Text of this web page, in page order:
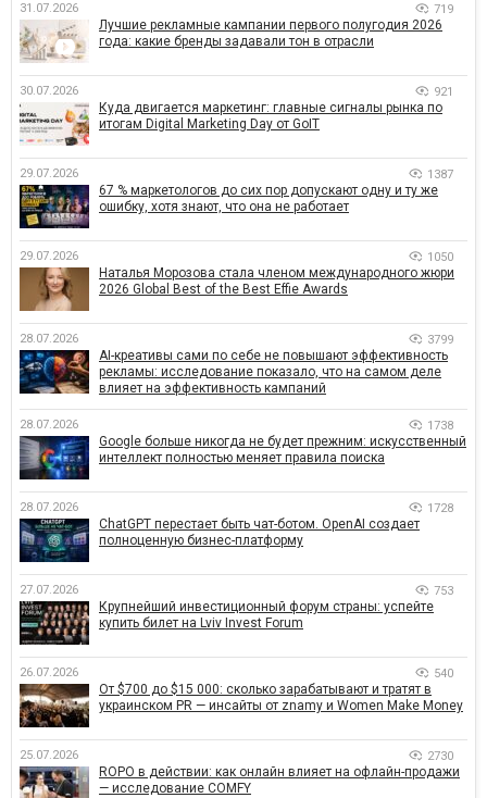
31.07.2026 719
Лучшие рекламные кампании первого полугодия 2026
года: какие бренды задавали тон в отрасли
30.07.2026 921
Куда двигается маркетинг: главные сигналы рынка по
итогам Digital Marketing Day от GoIT
29.07.2026 1387
67 % маркетологов до сих пор допускают одну и ту же
ошибку, хотя знают, что она не работает
29.07.2026 1050
Наталья Морозова стала членом международного жюри
2026 Global Best of the Best Effie Awards
28.07.2026 3799
AI-креативы сами по себе не повышают эффективность
рекламы: исследование показало, что на самом деле
влияет на эффективность кампаний
28.07.2026 1738
Google больше никогда не будет прежним: искусственный
интеллект полностью меняет правила поиска
28.07.2026 1728
ChatGPT перестает быть чат-ботом. OpenAI создает
полноценную бизнес-платформу
27.07.2026 753
Крупнейший инвестиционный форум страны: успейте
купить билет на Lviv Invest Forum
26.07.2026 540
От $700 до $15 000: сколько зарабатывают и тратят в
украинском PR — инсайты от znamy и Women Make Money
25.07.2026 2730
ROPO в действии: как онлайн влияет на офлайн-продажи
— исследование COMFY